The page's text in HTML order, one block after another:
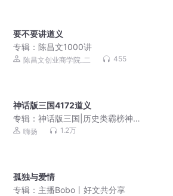
要不要讲道义
专辑： 陈昌文1000讲
陈昌文创业商学院_二 455
神话版三国4172道义
专辑： 神话版三国|历史类霸榜神
作|4000万人追读|嗨扬领衔有声剧
嗨扬 1.2万
孤独与爱情
专辑： 主播Bobo丨好文共分享